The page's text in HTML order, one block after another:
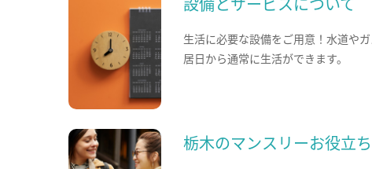
生活に必要な設備をご用意！水道や
居日から通常に生活ができます。
栃木のマンスリーお役立